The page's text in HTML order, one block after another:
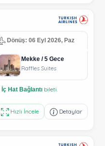
Dönüş: 06 Eyl 2026, Paz
Mekke / 5 Gece
Raffles Suites
İç Hat Bağlantıbileti.
Hızlı İncele Detaylar